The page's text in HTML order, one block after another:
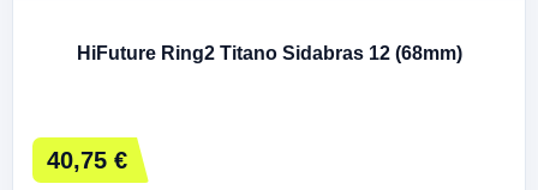
HiFuture Ring2 Titano Sidabras 12 (68mm)
40,75 €